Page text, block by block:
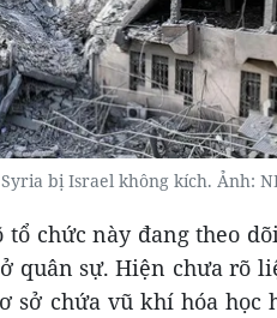
bị Israel không kích. Ảnh:
tổ chức này đang theo
quân sự. Hiện chưa rõ
sở chứa vũ khí hóa học